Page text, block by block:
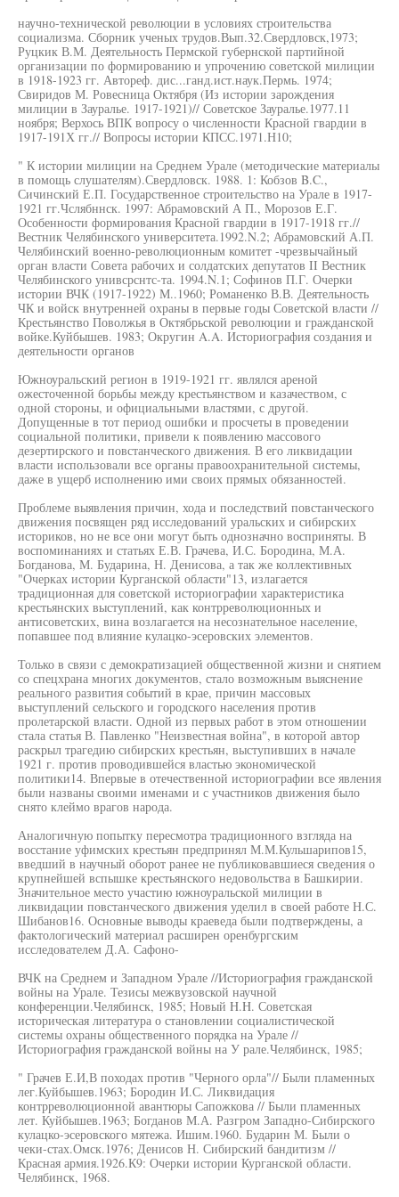
научно-технической революции в условиях строительства
социализма. Сборник ученых трудов.Вып.32.Свердловск,1973;
Руцкик В.М. Деятельность Пермской губернской партийной
организации по формированию и упрочению советской милиции
в 1918-1923 гг. Автореф. дис...ганд.ист.наук.Пермь. 1974;
Свиридов М. Ровесница Октября (Из истории зарождения
милиции в Зауралье. 1917-1921)// Советское Зауралье.1977.11
ноября; Верхось ВПК вопросу о численности Красной гвардии в
1917-191Х гг.// Вопросы истории КПСС.1971.Н10;
" К истории милиции на Среднем Урале (методические материалы
в помощь слушателям).Свердловск. 1988. 1: Кобзов B.C.,
Сичинский Е.П. Государственное строительство на Урале в 1917-
1921 гг.Чслябннск. 1997: Абрамовский А П., Морозов Е.Г.
Особенности формирования Красной гвардии в 1917-1918 гг.//
Вестник Челябинского университета.1992.N.2; Абрамовский А.П.
Челябинский военно-революционным комитет -чрезвычайный
орган власти Совета рабочих и солдатских депутатов II Вестник
Челябинского унивсрснтс-та. 1994.N.1; Софинов П.Г. Очерки
истории ВЧК (1917-1922) М..1960; Романенко В.В. Деятельность
ЧК и войск внутренней охраны в первые годы Советской власти //
Крестьянство Поволжья в Октябрьской революции и гражданской
войке.Куйбышев. 1983; Округин A.A. Историография создания и
деятельности органов
Южноуральский регион в 1919-1921 гг. являлся ареной
ожесточенной борьбы между крестьянством и казачеством, с
одной стороны, и официальными властями, с другой.
Допущенные в тот период ошибки и просчеты в проведении
социальной политики, привели к появлению массового
дезертирского и повстанческого движения. В его ликвидации
власти использовали все органы правоохранительной системы,
даже в ущерб исполнению ими своих прямых обязанностей.
Проблеме выявления причин, хода и последствий повстанческого
движения посвящен ряд исследований уральских и сибирских
историков, но не все они могут быть однозначно восприняты. В
воспоминаниях и статьях Е.В. Грачева, И.С. Бородина, М.А.
Богданова, М. Бударина, Н. Денисова, а так же коллективных
"Очерках истории Курганской области"13, излагается
традиционная для советской историографии характеристика
крестьянских выступлений, как контрреволюционных и
антисоветских, вина возлагается на несознательное население,
попавшее под влияние кулацко-эсеровских элементов.
Только в связи с демократизацией общественной жизни и снятием
со спецхрана многих документов, стало возможным выяснение
реального развития событий в крае, причин массовых
выступлений сельского и городского населения против
пролетарской власти. Одной из первых работ в этом отношении
стала статья В. Павленко "Неизвестная война", в которой автор
раскрыл трагедию сибирских крестьян, выступивших в начале
1921 г. против проводившейся властью экономической
политики14. Впервые в отечественной историографии все явления
были названы своими именами и с участников движения было
снято клеймо врагов народа.
Аналогичную попытку пересмотра традиционного взгляда на
восстание уфимских крестьян предпринял М.М.Кульшарипов15,
введший в научный оборот ранее не публиковавшиеся сведения о
крупнейшей вспышке крестьянского недовольства в Башкирии.
Значительное место участию южноуральской милиции в
ликвидации повстанческого движения уделил в своей работе Н.С.
Шибанов16. Основные выводы краеведа были подтверждены, а
фактологический материал расширен оренбургским
исследователем Д.А. Сафоно-
ВЧК на Среднем и Западном Урале //Историография гражданской
войны на Урале. Тезисы межвузовской научной
конференции.Челябинск, 1985; Новый H.H. Советская
историческая литература о становлении социалистической
системы охраны общественного порядка на Урале //
Историография гражданской войны на У рале.Челябинск, 1985;
" Грачев Е.И,В походах против "Черного орла"// Были пламенных
лег.Куйбышев.1963; Бородин И.С. Ликвидация
контрреволюционной авантюры Сапожкова // Были пламенных
лет. Куйбышев.1963; Богданов М.А. Разгром Западно-Сибирского
кулацко-эсеровского мятежа. Ишим.1960. Бударин М. Были о
чеки-стах.Омск.1976; Денисов Н. Сибирский бандитизм //
Красная армия.1926.К9: Очерки истории Курганской области.
Челябинск, 1968.